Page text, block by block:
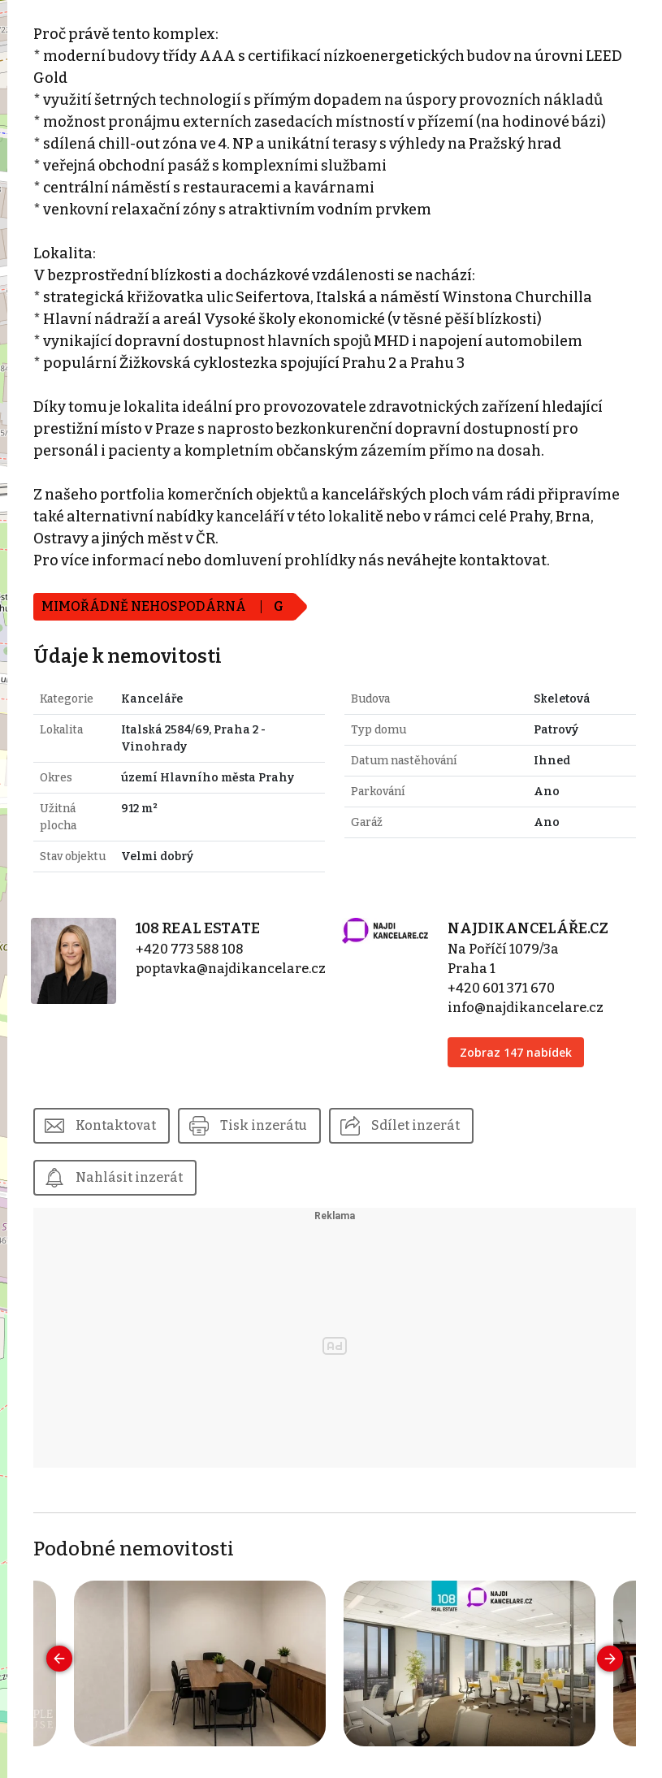
Proč právě tento komplex:
* moderní budovy třídy AAA s certifikací nízkoenergetických budov na úrovni LEED
Gold
* využití šetrných technologií s přímým dopadem na úspory provozních nákladů
* možnost pronájmu externích zasedacích místností v přízemí (na hodinové bázi)
* sdílená chill-out zóna ve 4. NP a unikátní terasy s výhledy na Pražský hrad
* veřejná obchodní pasáž s komplexními službami
* centrální náměstí s restauracemi a kavárnami
* venkovní relaxační zóny s atraktivním vodním prvkem
Lokalita:
V bezprostřední blízkosti a docházkové vzdálenosti se nachází:
* strategická křižovatka ulic Seifertova, Italská a náměstí Winstona Churchilla
* Hlavní nádraží a areál Vysoké školy ekonomické (v těsné pěší blízkosti)
* vynikající dopravní dostupnost hlavních spojů MHD i napojení automobilem
* populární Žižkovská cyklostezka spojující Prahu 2 a Prahu 3
Díky tomu je lokalita ideální pro provozovatele zdravotnických zařízení hledající
prestižní místo v Praze s naprosto bezkonkurenční dopravní dostupností pro
personál i pacienty a kompletním občanským zázemím přímo na dosah.
Z našeho portfolia komerčních objektů a kancelářských ploch vám rádi připravíme
také alternativní nabídky kanceláří v této lokalitě nebo v rámci celé Prahy, Brna,
Ostravy a jiných měst v ČR.
Pro více informací nebo domluvení prohlídky nás neváhejte kontaktovat.
MIMOŘÁDNĚ NEHOSPODÁRNÁ G
Údaje k nemovitosti
Kategorie Kanceláře
Lokalita
Italská 2584/69, Praha 2 -
Vinohrady
Okres území Hlavního města Prahy
Užitná
plocha
912 m²
Stav objektu Velmi dobrý
Budova Skeletová
Typ domu Patrový
Datum nastěhování Ihned
Parkování Ano
Garáž Ano
108 REAL ESTATE
+420 773 588 108
poptavka@najdikancelare.cz
NAJDIKANCELÁŘE.CZ
Na Poříčí 1079/3a
Praha 1
+420 601 371 670
info@najdikancelare.cz
Zobraz 147 nabídek
Kontaktovat Tisk inzerátu Sdílet inzerát
Nahlásit inzerát
Podobné nemovitosti